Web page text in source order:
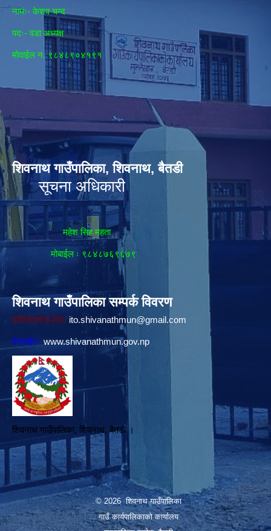
नामः- केशव चन्द
पदः- वडा अध्यक्ष
मोवाईल न‌. ९८४८९०४१९१
शिवनाथ गाउँपालिका, शिवनाथ, बैतडी
सूचना अधिकारी
महेश सिह महता
मोबाईल ः ९८४८७६९६७९
शिवनाथ गाउँपालिका सम्पर्क विवरण
पालिकाको ई-मेलः ito.shivanathmun@gmail.com
वेवसाईटः www.shivanathmun.gov.np
शिवनाथ गाउँपालिका, शिवनाथ, बैतडी ।
© 2026 शिवनाथ गाउँपालिका
गाउँ कार्यपालिकाकाे कार्यालय